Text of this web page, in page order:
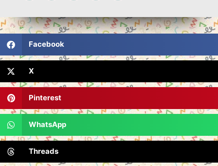
Facebook
X
Pinterest
WhatsApp
Threads